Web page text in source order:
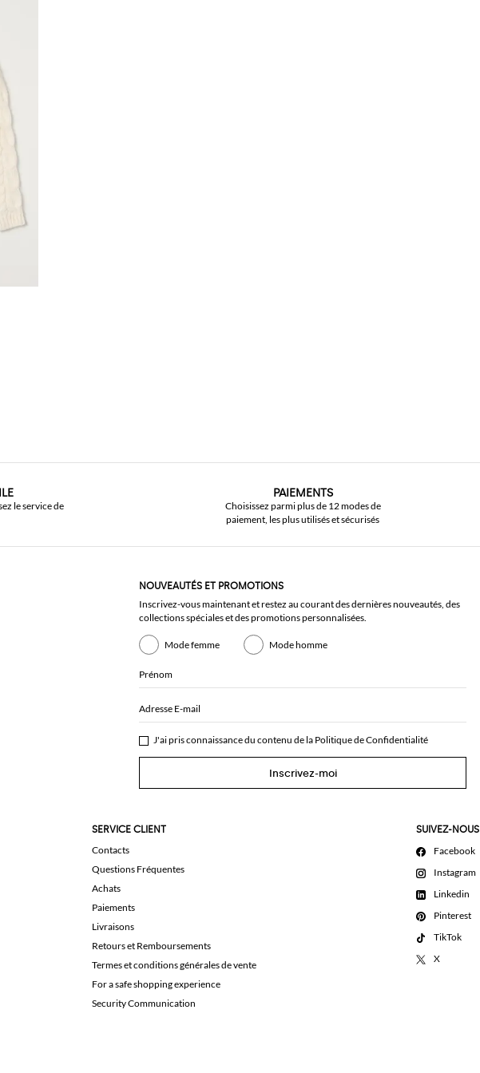
le service de
PAIEMENTS
Choisissez parmi plus de 12 modes de
paiement, les plus utilisés et sécurisés
NOUVEAUTÉS ET PROMOTIONS
Inscrivez-vous maintenant et restez au courant des dernières nouveautés, des
collections spéciales et des promotions personnalisées.
Mode femme Mode homme
Prénom
Adresse E-mail
J'ai pris connaissance du contenu de la Politique de Confidentialité
Inscrivez-moi
SERVICE CLIENT
Contacts
Questions Fréquentes
Achats
Paiements
Livraisons
Retours et Remboursements
Termes et conditions générales de vente
For a safe shopping experience
Security Communication
SUIVEZ-NOUS
Facebook
Instagram
Linkedin
Pinterest
TikTok
X